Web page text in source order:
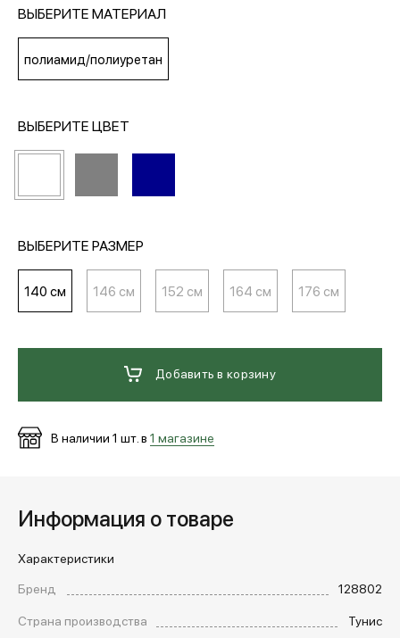
МЕДИА
+7 (495) 139-66-00
ВЫБЕРИТЕ МАТЕРИАЛ
полиамид/полиуретан
ВЫБЕРИТЕ ЦВЕТ
ВЫБЕРИТЕ РАЗМЕР
140 см 146 см 152 см 164 см 176 см
Добавить в корзину
В наличии 1 шт. в 1 магазине
Информация о товаре
Характеристики
Бренд
128802
Страна производства
Тунис